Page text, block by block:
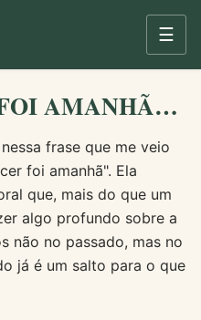
☰
FOI AMANHÃ…
frase que me veio
foi amanhã". Ela
que, mais do que um
algo profundo sobre a
não no passado, mas no
já é um salto para o que